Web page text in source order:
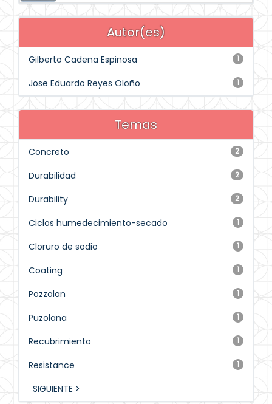
Autor(es)
1
Gilberto Cadena Espinosa
1
Jose Eduardo Reyes Oloño
Temas
2
Concreto
2
Durabilidad
2
Durability
1
Ciclos humedecimiento-secado
1
Cloruro de sodio
1
Coating
1
Pozzolan
1
Puzolana
1
Recubrimiento
1
Resistance
SIGUIENTE >